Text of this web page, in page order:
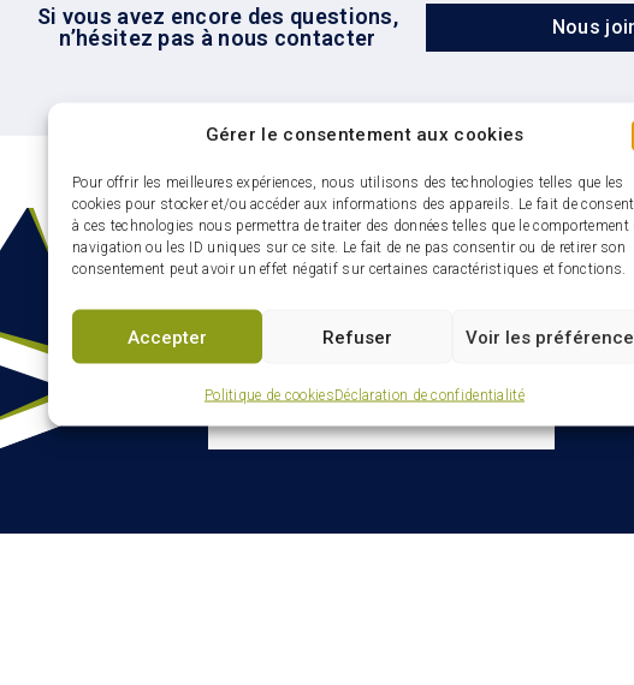
Gérer le consentement aux cookies
Pour offrir les meilleures expériences, nous utilisons des technologies telles que les
cookies pour stocker et/ou accéder aux informations des appareils. Le fait de
à ces technologies nous permettra de traiter des données telles que le comportement
navigation ou les ID uniques sur ce site. Le fait de ne pas consentir ou de retirer son
consentement peut avoir un effet négatif sur certaines caractéristiques et fonctions.
Accepter Refuser Voir les
Politique de cookiesDéclaration de confidentialité
Si vous avez encore des questions,
n’hésitez pas à nous contacter
Nous
Infolettre : restez